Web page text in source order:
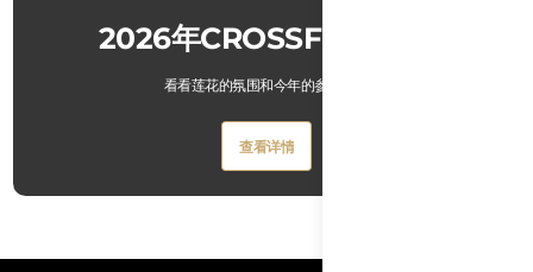
2026年CROSSFIT公开赛
看看莲花的氛围和今年的参与者。
Button
查看详情
查看详情